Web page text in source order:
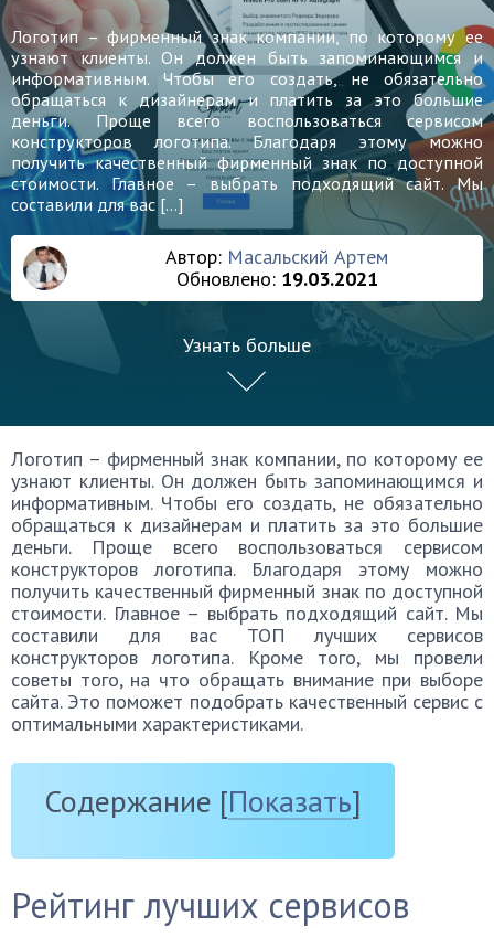
Логотип – фирменный знак компании, по которому ее
узнают клиенты. Он должен быть запоминающимся и
информативным. Чтобы его создать, не обязательно
обращаться к дизайнерам и платить за это большие
деньги. Проще всего воспользоваться сервисом
конструкторов логотипа. Благодаря этому можно
получить качественный фирменный знак по доступной
стоимости. Главное – выбрать подходящий сайт. Мы
составили для вас […]
Автор: Масальский Артем
Обновлено: 19.03.2021
Узнать больше
Логотип – фирменный знак компании, по которому ее
узнают клиенты. Он должен быть запоминающимся и
информативным. Чтобы его создать, не обязательно
обращаться к дизайнерам и платить за это большие
деньги. Проще всего воспользоваться сервисом
конструкторов логотипа. Благодаря этому можно
получить качественный фирменный знак по доступной
стоимости. Главное – выбрать подходящий сайт. Мы
составили для вас ТОП лучших сервисов
конструкторов логотипа. Кроме того, мы провели
советы того, на что обращать внимание при выборе
сайта. Это поможет подобрать качественный сервис с
оптимальными характеристиками.
Содержание [Показать]
Рейтинг лучших сервисов